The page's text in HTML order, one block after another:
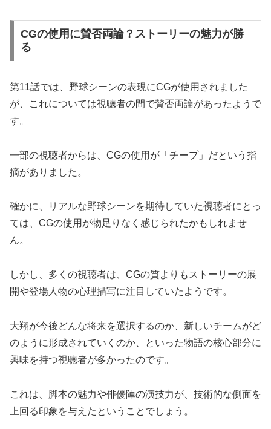
CGの使用に賛否両論？ストーリーの魅力が勝
る
第11話では、野球シーンの表現にCGが使用されました
が、これについては視聴者の間で賛否両論があったようで
す。
一部の視聴者からは、CGの使用が「チープ」だという指
摘がありました。
確かに、リアルな野球シーンを期待していた視聴者にとっ
ては、CGの使用が物足りなく感じられたかもしれませ
ん。
しかし、多くの視聴者は、CGの質よりもストーリーの展
開や登場人物の心理描写に注目していたようです。
大翔が今後どんな将来を選択するのか、新しいチームがど
のように形成されていくのか、といった物語の核心部分に
興味を持つ視聴者が多かったのです。
これは、脚本の魅力や俳優陣の演技力が、技術的な側面を
上回る印象を与えたということでしょう。